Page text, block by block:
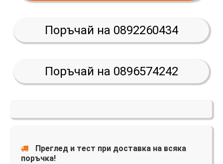
Поръчай на 0892260434
Поръчай на 0896574242
Преглед и тест при доставка на всяка
поръчка!